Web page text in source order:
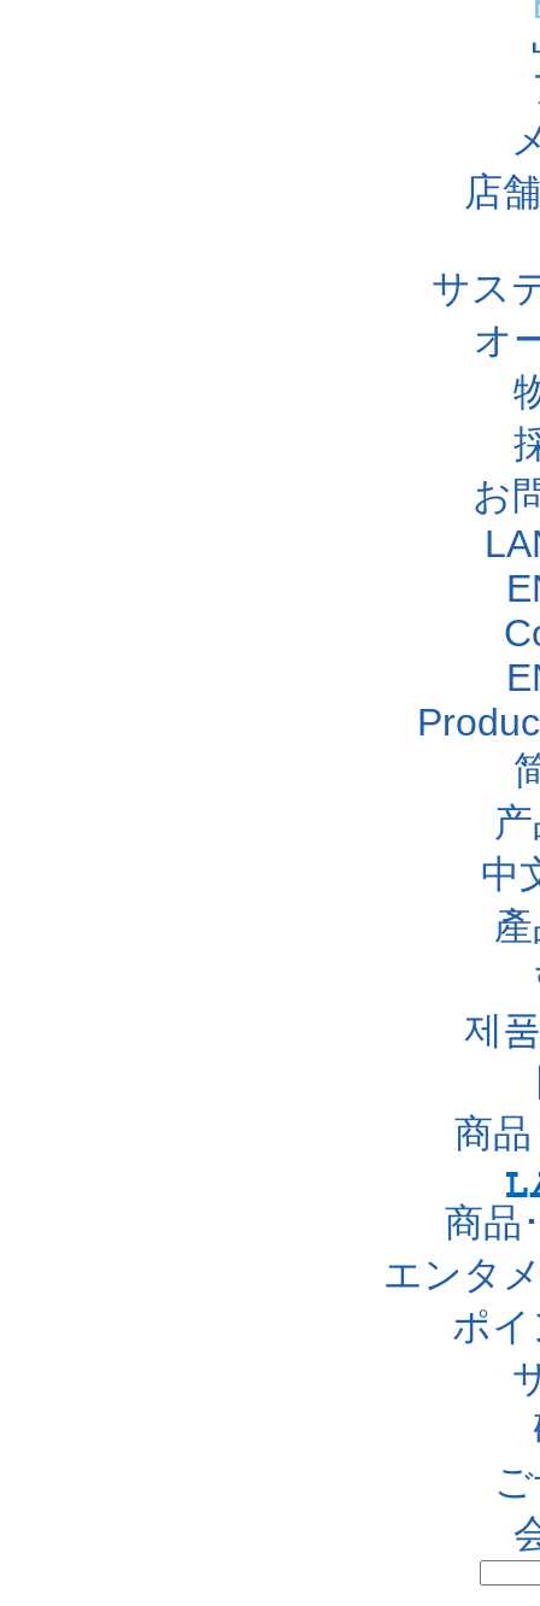
店
サス
オ
お
中
제
商
商品
エンタ
ポ